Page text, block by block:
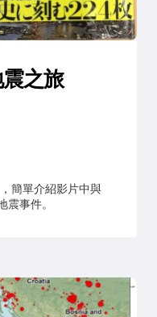
之旅
簡單介紹影片中與
事件。